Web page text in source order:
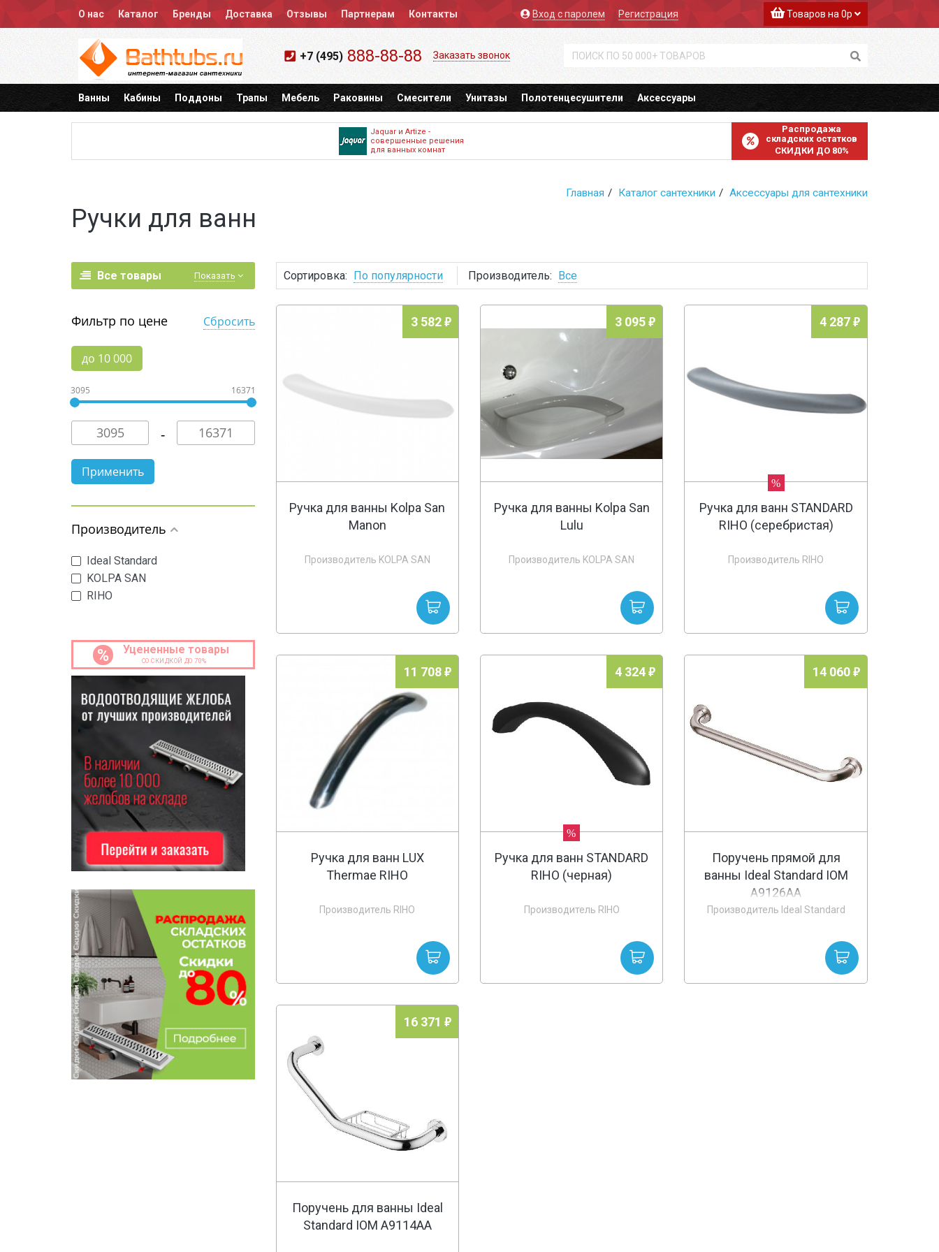
О нас Каталог Бренды Доставка Отзывы Партнерам Контакты Вход с паролем Регистрация Товаров на 0р
+7 (495) 888-88-88 Заказать звонок
Ванны Кабины Поддоны Трапы Мебель Раковины Смесители Унитазы Полотенцесушители Аксессуары
Распродажа
складских остатков
СКИДКИ ДО 80%
Jaquar и Artize -
совершенные решения
для ванных комнат
Главная Каталог сантехники Аксессуары для сантехники
Ручки для ванн
Все товары Показать
Фильтр по цене Сбросить
до 10 000
3095 16371
Производитель
Ideal Standard
KOLPA SAN
RIHO
% Уцененные товары
СО СКИДКОЙ ДО 70%
Сортировка: По популярности Производитель: Все
3 582
Ручка для ванны Kolpa San
Manon
Производитель KOLPA SAN
3 095
Ручка для ванны Kolpa San
Lulu
Производитель KOLPA SAN
4 287
%
Ручка для ванн STANDARD
RIHO (серебристая)
Производитель RIHO
11 708
Ручка для ванн LUX
Thermae RIHO
Производитель RIHO
4 324
%
Ручка для ванн STANDARD
RIHO (черная)
Производитель RIHO
14 060
Поручень прямой для
ванны Ideal Standard IOM
A9126AA
Производитель Ideal Standard
16 371
Поручень для ванны Ideal
Standard IOM A9114AA